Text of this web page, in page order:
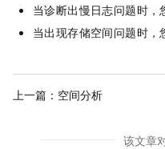
当诊断出慢日志问题时，
当出现存储空间问题时，
上一篇： 空间分析
该文章